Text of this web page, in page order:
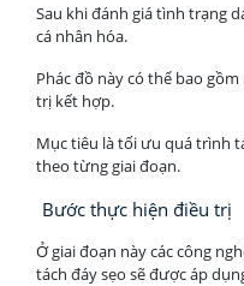
Sau khi đánh giá tình trạng
cá nhân hóa.
Phác đồ này có thể bao
trị kết hợp.
Mục tiêu là tối ưu quá trình
theo từng giai đoạn.
Bước thực hiện điều trị
Ở giai đoạn này các công
tách đáy sẹo sẽ được áp